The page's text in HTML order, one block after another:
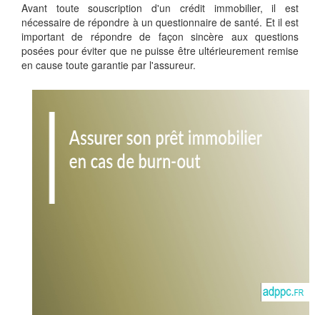
Avant toute souscription d'un crédit immobilier, il est
nécessaire de répondre à un questionnaire de santé. Et il est
important de répondre de façon sincère aux questions
posées pour éviter que ne puisse être ultérieurement remise
en cause toute garantie par l'assureur.